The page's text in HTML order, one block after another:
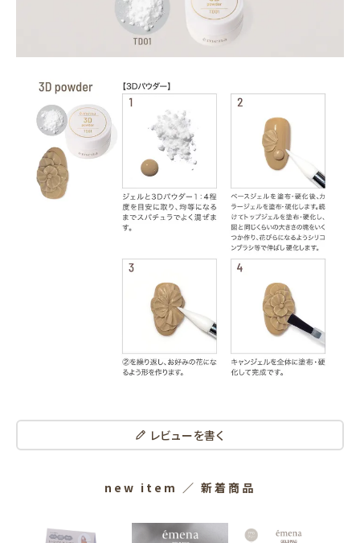
レビューを書く
new item ／ 新着商品